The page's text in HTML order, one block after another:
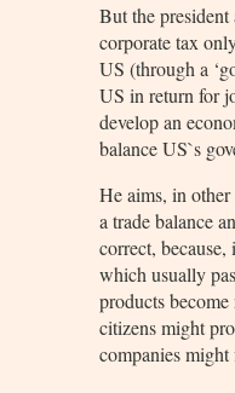
But the
corporate tax
US (through a
US in return for
develop an
balance US`s
He aims, in other
a trade balance
correct,
which usually
products
citizens might
companies